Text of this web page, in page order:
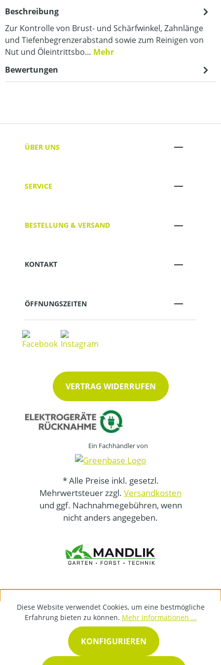
Beschreibung
Zur Kontrolle von Brust- und Schärfwinkel, Zahnlänge
und Tiefenbegrenzerabstand sowie zum Reinigen von
Nut und Öleintrittsbo… Mehr
Bewertungen
ÜBER UNS
SERVICE
BESTELLUNG & VERSAND
KONTAKT
ÖFFNUNGSZEITEN
VERTRAG WIDERRUFEN
Ein Fachhändler von
* Alle Preise inkl. gesetzl.
Mehrwertsteuer zzgl. Versandkosten
und ggf. Nachnahmegebühren, wenn
nicht anders angegeben.
Diese Website verwendet Cookies, um eine bestmögliche
Erfahrung bieten zu können. Mehr Informationen ...
KONFIGURIEREN